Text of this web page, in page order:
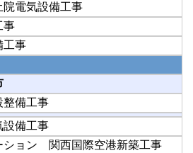
電気設備工事
事
工事
整備工事
設備工事
ション 関西国際空港新築工事